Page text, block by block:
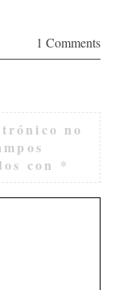
1 Comments
no
con *